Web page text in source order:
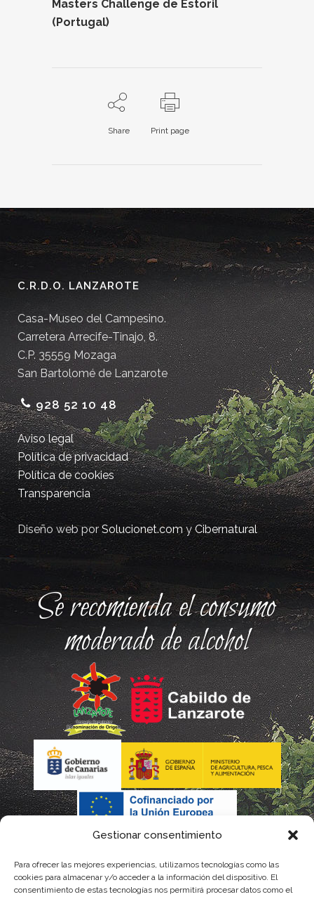
Gestionar consentimiento
Para ofrecer las mejores experiencias, utilizamos tecnologías como las
cookies para almacenar y/o acceder a la información del dispositivo. El
consentimiento de estas tecnologías nos permitirá procesar datos como el
Masters Challenge de Estoril
(Portugal)
Share Print page
C.R.D.O. LANZAROTE
Casa-Museo del Campesino.
Carretera Arrecife-Tinajo, 8.
C.P. 35559 Mozaga
San Bartolomé de Lanzarote
928 52 10 48
Aviso legal
Política de privacidad
Política de cookies
Transparencia
Diseño web porSolucionet.comyCibernatural
Se recomienda el consumo
moderado de alcohol